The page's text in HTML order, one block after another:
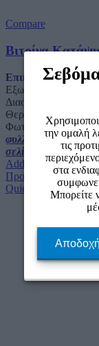
την ομαλή
τις
στα
Μπορείτε
Compare
Βιτρίνα
Επικοινωνήστε
Εξωτερικές
Διαστάσεις: 460 x
Θερμοκρασία: -9 / -
Φωτισμός: LED
φυλλάδιο του
σελίδα μας στο
Add to wishlist
Προσθήκη στο
Quick view